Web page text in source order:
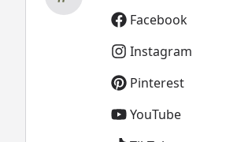
Facebook
Instagram
Pinterest
YouTube